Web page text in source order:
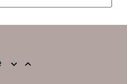
 